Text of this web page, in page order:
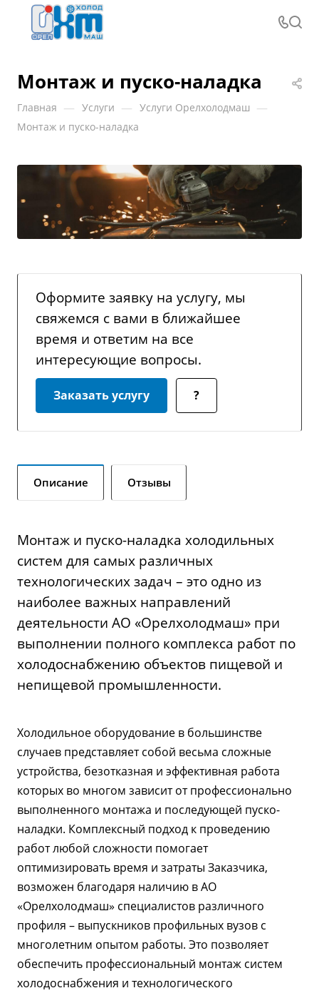
Монтаж и пуско-наладка
Главная — Услуги — Услуги Орелхолодмаш —
Монтаж и пуско-наладка
Оформите заявку на услугу, мы
свяжемся с вами в ближайшее
время и ответим на все
интересующие вопросы.
Заказать услугу ?
Описание Отзывы
Монтаж и пуско-наладка холодильных
систем для самых различных
технологических задач – это одно из
наиболее важных направлений
деятельности АО «Орелхолодмаш» при
выполнении полного комплекса работ по
холодоснабжению объектов пищевой и
непищевой промышленности.
Холодильное оборудование в большинстве
случаев представляет собой весьма сложные
устройства, безотказная и эффективная работа
которых во многом зависит от профессионально
выполненного монтажа и последующей пуско-
наладки. Комплексный подход к проведению
работ любой сложности помогает
оптимизировать время и затраты Заказчика,
возможен благодаря наличию в АО
«Орелхолодмаш» специалистов различного
профиля – выпускников профильных вузов с
многолетним опытом работы. Это позволяет
обеспечить профессиональный монтаж систем
холодоснабжения и технологического